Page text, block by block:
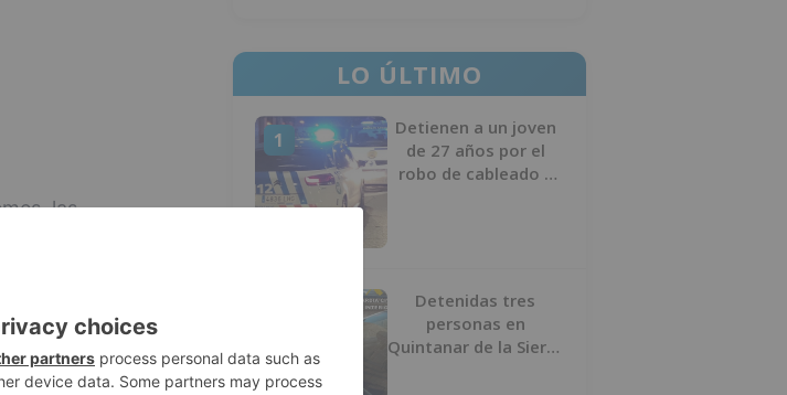
las
en ataque. Tal
el pitido inicial,
al fondo de
al
LO ÚLTIMO
1
Detienen a un joven
de 27 años por el
robo de cableado y
Detenidas tres
personas en
Quintanar de la Sierra